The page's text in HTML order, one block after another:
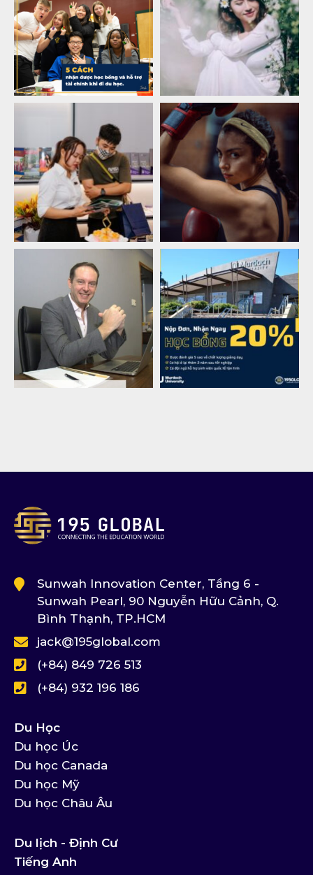
Sunwah Innovation Center, Tầng 6 -
Sunwah Pearl, 90 Nguyễn Hữu Cảnh, Q.
Bình Thạnh, TP.HCM
jack@195global.com
(+84) 849 726 513
(+84) 932 196 186
Du Học
Du học Úc
Du học Canada
Du học Mỹ
Du học Châu Âu
Du lịch - Định Cư
Tiếng Anh